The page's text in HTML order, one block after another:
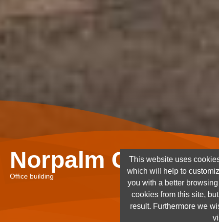
Norpalm Ghana
Office building
This website uses
which will help to
you with a better
cookies from this site,
result. Furthermore we